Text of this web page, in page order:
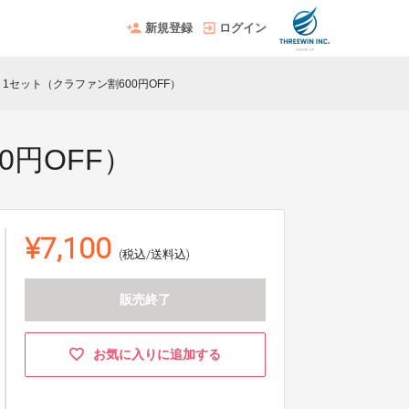
新規登録 ログイン
セット（クラファン割600円OFF）
OFF）
¥7,100 (税込/送料込)
販売終了
お気に入りに追加する